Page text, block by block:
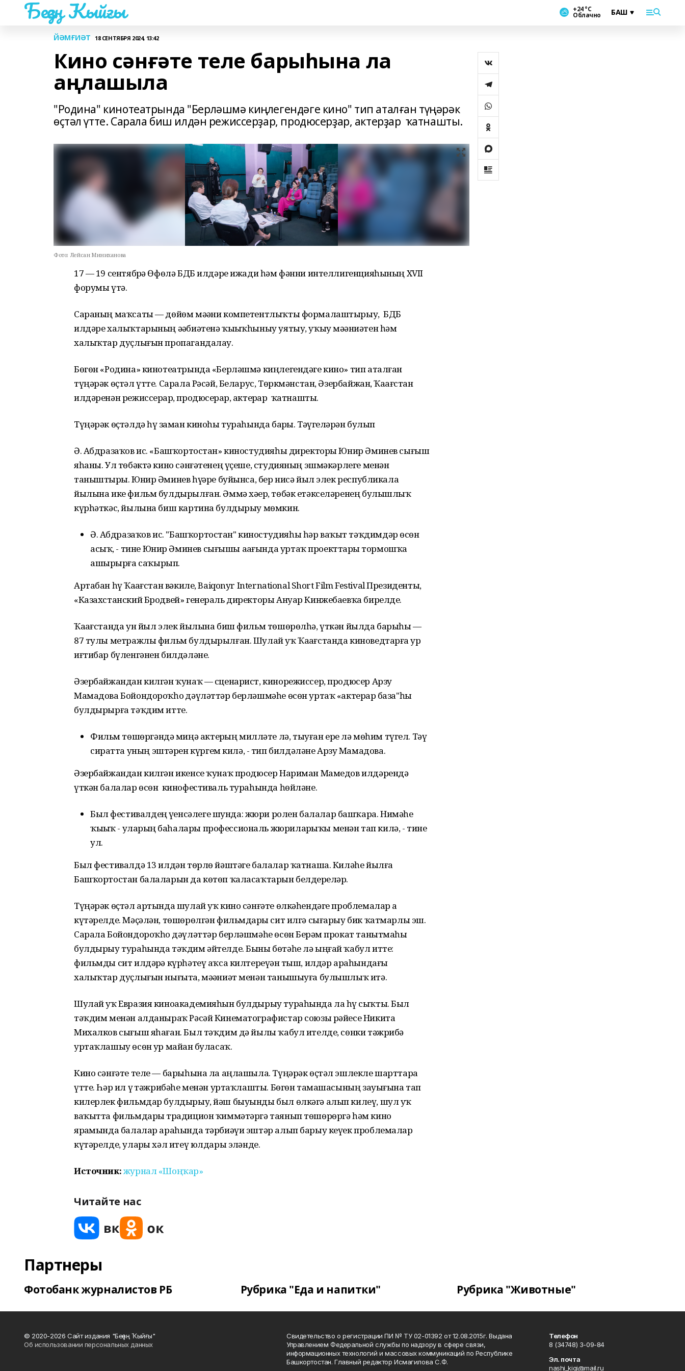
Беҙҙең Ҡыйғы +24 °С
Облачно
ЙӘМҒИӘТ 18 СЕНТЯБРЯ 2024, 13:42
Кино сәнғәте теле барыһына ла
аңлашыла
"Родина" кинотеатрында "Берләшмә киңлегендәге кино" тип аталған түңәрәк
өҫтәл үтте. Сарала биш илдән режиссерҙар, продюсерҙар, актерҙар ҡатнашты.
Фото: Лейсан Миниханова
17 — 19 сентябрҙә Өфөлә БДБ илдәре ижади һәм фәнни интеллигенцияһының XVII
форумы үтә.
Сараның маҡсаты — дөйөм мәҙәни компетентлыҡты формалаштырыу, БДБ
илдәре халыҡтарының әҙәбиәтенә ҡыҙыҡһыныу уятыу, уҡыу мәҙәниәтен һәм
халыҡтар дуҫлығын пропагандалау.
Бөгөн «Родина» кинотеатрында «Берләшмә киңлегендәге кино» тип аталған
түңәрәк өҫтәл үтте. Сарала Рәсәй, Беларус, Төркмәнстан, Әзербайжан, Ҡаҙағстан
илдәренән режиссерҙар, продюсерҙар, актерҙар ҡатнашты.
Түңәрәк өҫтәлдә һүҙ заман киноһы тураһында барҙы. Тәүгеләрҙән булып
Ә. Абдразаҡов ис. «Башҡортостан» киностудияһы директоры Юнир Әминев сығыш
яһаны. Ул төбәктә кино сәнғәтенең үҫеше, студияның эшмәкәрлеге менән
таныштырҙы. Юнир Әминев һүҙҙәре буйынса, бер нисә йыл элек республикала
йылына ике фильм булдырылған. Әммә хәҙер, төбәк етәкселәренең булышлыҡ
күрһәткәс, йылына биш картина булдырыу мөмкин.
Ә. Абдразаҡов ис. "Башҡортостан" киностудияһы һәр ваҡыт тәҡдимдәр өсөн
асыҡ, - тине Юнир Әминев сығышы аҙағында уртаҡ проекттарҙы тормошҡа
ашырырға саҡырып.
Артабан һүҙ Ҡаҙағстан вәкиле, Baiqonyr International Short Film Festival Президенты,
«Казахстанский Бродвей» генераль директоры Ануар Кинжебаевҡа бирелде.
Ҡаҙағстанда ун йыл элек йылына биш фильм төшөрөлһә, үткән йылда барыһы —
87 тулы метражлы фильм булдырылған. Шулай уҡ Ҡаҙағстанда киноведтарға ҙур
иғтибар бүленгәнен билдәләне.
Әзербайжандан килгән ҡунаҡ — сценарист, кинорежиссер, продюсер Арзу
Мамадова Бойондороҡһоҙ дәүләттәр берләшмәһе өсөн уртаҡ «актерҙар база"һы
булдырырға тәҡдим итте.
Фильм төшөргәндә миңә актерҙың милләте лә, тыуған ере лә мөһим түгел. Тәү
сиратта уның эштәрен күргем килә, - тип билдәләне Арзу Мамадова.
Әзербайжандан килгән икенсе ҡунаҡ продюсер Нариман Мамедов илдәрендә
үткән балалар өсөн кинофестиваль тураһында һөйләне.
Был фестивалдең үҙенсәлеге шунда: жюри ролен балалар башҡара. Нимәһе
ҡыҙыҡ - уларҙың баһалары профессиональ жюриларҙыҡы менән тап килә, - тине
ул.
Был фестивалдә 13 илдән төрлө йәштәге балалар ҡатнаша. Киләһе йылға
Башҡортостан балаларын да көтөп ҡаласаҡтарын белдерҙеләр.
Түңәрәк өҫтәл артында шулай уҡ кино сәнғәте өлкәһендәге проблемалар ҙа
күтәрелде. Мәҫәлән, төшөрөлгән фильмдарҙы сит илгә сығарыу бик ҡатмарлы эш.
Сарала Бойондороҡһоҙ дәүләттәр берләшмәһе өсөн Берҙәм прокат танытмаһы
булдырыу тураһында тәҡдим әйтелде. Быны бөтәһе лә ыңғай ҡабул итте:
фильмды сит илдәрҙә күрһәтеү аҡса килтереүҙән тыш, илдәр араһындағы
халыҡтар дуҫлығын нығыта, мәҙәниәт менән танышыуға булышлыҡ итә.
Шулай уҡ Евразия киноакадемияһын булдырыу тураһында ла һүҙ сыҡты. Был
тәҡдим менән алданыраҡ Рәсәй Кинематографистар союзы рәйесе Никита
Михалков сығыш яһаған. Был тәҡдим дә йылы ҡабул ителде, сөнки тәжрибә
уртаҡлашыу өсөн ҙур майҙан буласаҡ.
Кино сәнғәте теле — барыһына ла аңлашыла. Түңәрәк өҫтәл эшлекле шарттарҙа
үтте. Һәр ил үҙ тәжрибәһе менән уртаҡлашты. Бөгөн тамашасының зауығына тап
килерлек фильмдар булдырыу, йәш быуынды был өлкәгә алып килеү, шул уҡ
ваҡытта фильмдарҙы традицион ҡиммәтәргә таянып төшөрөргә һәм кино
ярҙамында балалар араһында тәрбиәүи эштәр алып барыу кеүек проблемалар
күтәрелде, уларҙы хәл итеү юлдары эҙләнде.
Источник:журнал «Шоңҡар»
Читайте нас
Партнеры
Фотобанк журналистов РБ Рубрика "Еда и напитки" Рубрика "Животные"
© 2020-2026 Сайт издания "Беҙҙең Ҡыйғы"
Об использовании персональных данных
Свидетельство о регистрации ПИ № ТУ 02-01392 от 12.08.2015г. Выдана
Управлением Федеральной службы по надзору в сфере связи,
информационных технологий и массовых коммуникаций по Республике
Башкортостан. Главный редактор Исмагилова С.Ф.
Телефон
8 (34748) 3-09-84
Эл. почта
nashi_kigi@mail.ru